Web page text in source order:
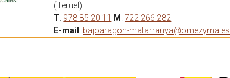
(Teruel)
T. 978 85 20 11 M .722 266 282
E-mail : bajoaragon-matarranya@omezyma.es